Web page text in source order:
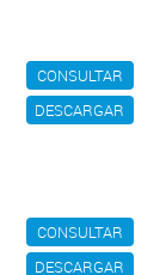
CONSULTAR
DESCARGAR
CONSULTAR
DESCARGAR